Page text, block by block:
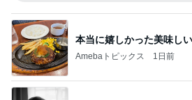
本当に嬉しかった美味し
Amebaトピックス 1日前